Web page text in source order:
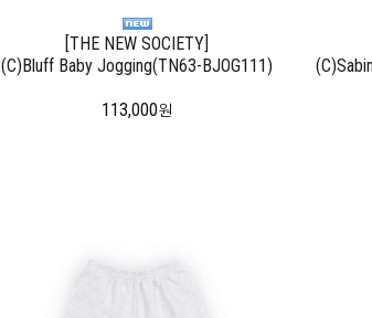
[THE NEW SOCIETY]
(C)Bluff Baby Jogging(TN63-BJOG111)
113,000원